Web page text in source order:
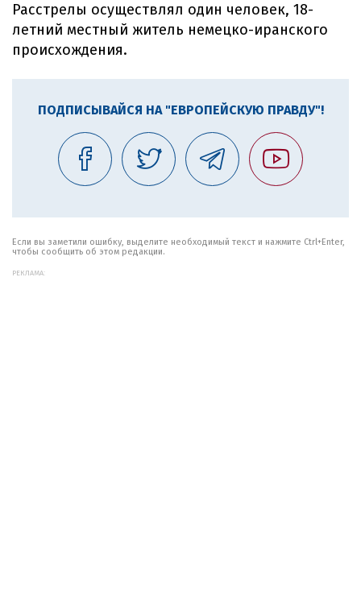
Расстрелы осуществлял один человек, 18-
летний местный житель немецко-иранского
происхождения.
ПОДПИСЫВАЙСЯ НА "ЕВРОПЕЙСКУЮ ПРАВДУ"!
Если вы заметили ошибку, выделите необходимый текст и нажмите Ctrl+Enter,
чтобы сообщить об этом редакции.
РЕКЛАМА: